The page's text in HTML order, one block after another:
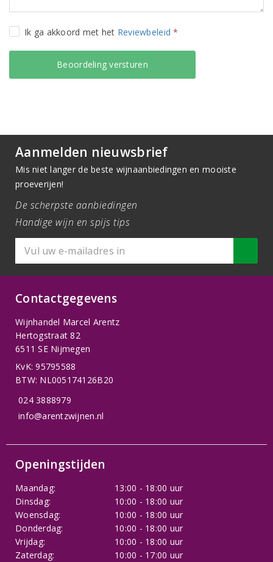
Ik ga akkoord met het Reviewbeleid *
Aanmelden nieuwsbrief
Mis niet langer de beste wijnaanbiedingen en mooiste
proeverijen!
De scherpste aanbiedingen
Handige wijn en spijs tips
Contactgegevens
Wijnhandel Marcel Arentz
Hertogstraat 82
6511 SE Nijmegen
KvK: 95795588
BTW: NL005174126B20
024 3888979
info@arentzwijnen.nl
Openingstijden
Maandag:
13:00 - 18:00 uur
Dinsdag:
10:00 - 18:00 uur
Woensdag:
10:00 - 18:00 uur
Donderdag:
10:00 - 18:00 uur
Vrijdag:
10:00 - 18:00 uur
Zaterdag:
10:00 - 17:00 uur